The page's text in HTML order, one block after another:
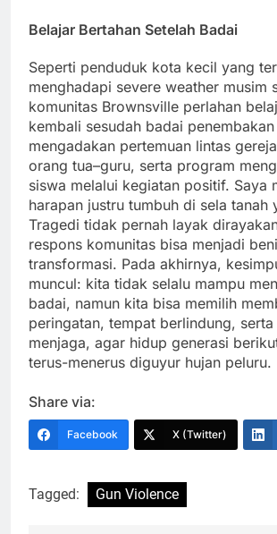
Belajar Bertahan Setelah Badai
Seperti penduduk kota kecil yang
menghadapi severe weather musim
komunitas Brownsville perlahan
kembali sesudah badai
mengadakan pertemuan lintas
orang tua–guru, serta program
siswa melalui kegiatan positif. Saya
harapan justru tumbuh di sela tanah
Tragedi tidak pernah layak
respons komunitas bisa menjadi
transformasi. Pada akhirnya,
muncul: kita tidak selalu mampu
badai, namun kita bisa memilih
peringatan, tempat berlindung,
menjaga, agar hidup generasi
terus-menerus diguyur hujan peluru.
Share via:
Facebook X (Twitter)
Tagged: Gun Violence